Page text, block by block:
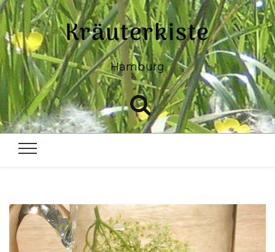
Kräuterkiste
Hamburg